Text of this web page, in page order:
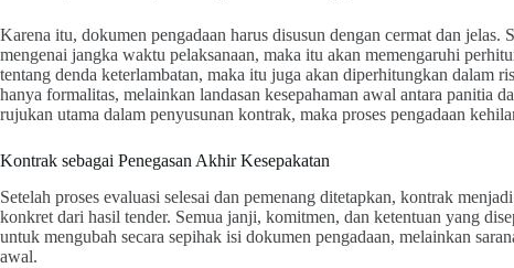
Karena itu, dokumen pengadaan harus disusun dengan cermat dan
mengenai jangka waktu pelaksanaan, maka itu akan memengaruhi
tentang denda keterlambatan, maka itu juga akan diperhitungkan dalam
hanya formalitas, melainkan landasan kesepahaman awal antara panitia
rujukan utama dalam penyusunan kontrak, maka proses pengadaan
Kontrak sebagai Penegasan Akhir Kesepakatan
Setelah proses evaluasi selesai dan pemenang ditetapkan, kontrak
konkret dari hasil tender. Semua janji, komitmen, dan ketentuan yang
untuk mengubah secara sepihak isi dokumen pengadaan, melainkan
awal.